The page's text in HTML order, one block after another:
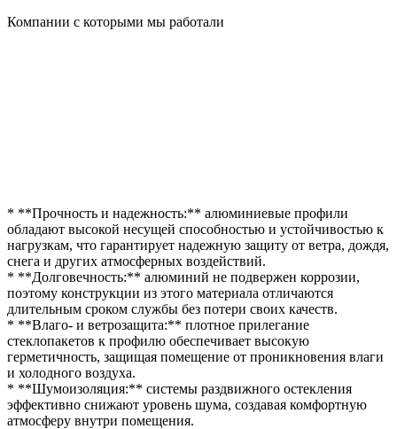
Компании с которыми мы работали
* **Прочность и надежность:** алюминиевые профили
обладают высокой несущей способностью и устойчивостью к
нагрузкам, что гарантирует надежную защиту от ветра, дождя,
снега и других атмосферных воздействий.
* **Долговечность:** алюминий не подвержен коррозии,
поэтому конструкции из этого материала отличаются
длительным сроком службы без потери своих качеств.
* **Влаго- и ветрозащита:** плотное прилегание
стеклопакетов к профилю обеспечивает высокую
герметичность, защищая помещение от проникновения влаги
и холодного воздуха.
* **Шумоизоляция:** системы раздвижного остекления
эффективно снижают уровень шума, создавая комфортную
атмосферу внутри помещения.